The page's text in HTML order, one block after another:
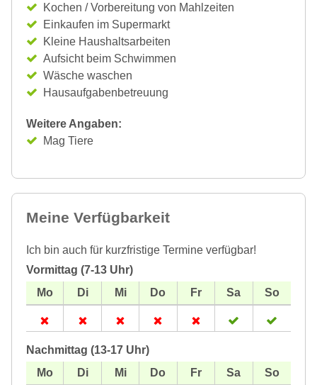
Kochen / Vorbereitung von Mahlzeiten
Einkaufen im Supermarkt
Kleine Haushaltsarbeiten
Aufsicht beim Schwimmen
Wäsche waschen
Hausaufgabenbetreuung
Weitere Angaben:
Mag Tiere
Meine Verfügbarkeit
Ich bin auch für kurzfristige Termine verfügbar!
Vormittag (7-13 Uhr)
Nachmittag (13-17 Uhr)